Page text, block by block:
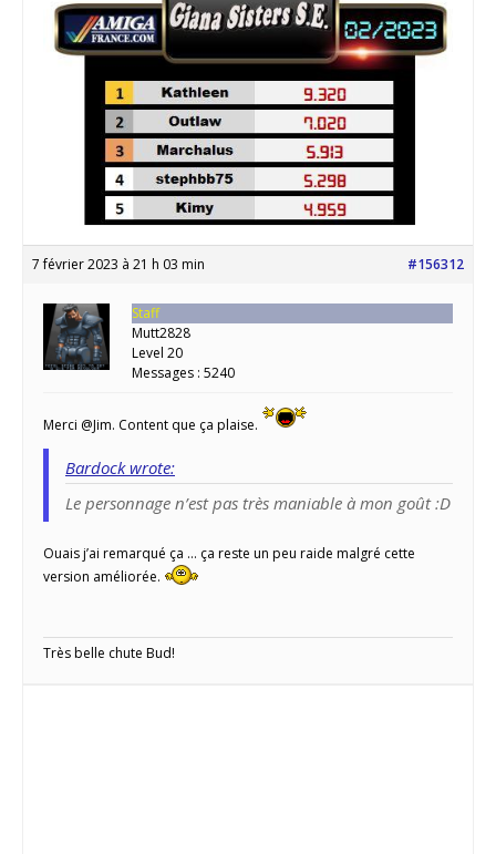
7 février 2023 à 21 h 03 min #156312
Staff
Mutt2828
Level 20
Messages : 5240
Merci @Jim. Content que ça plaise.
Bardock wrote:
Le personnage n’est pas très maniable à mon goût :D
Ouais j’ai remarqué ça … ça reste un peu raide malgré cette
version améliorée.
Très belle chute Bud!